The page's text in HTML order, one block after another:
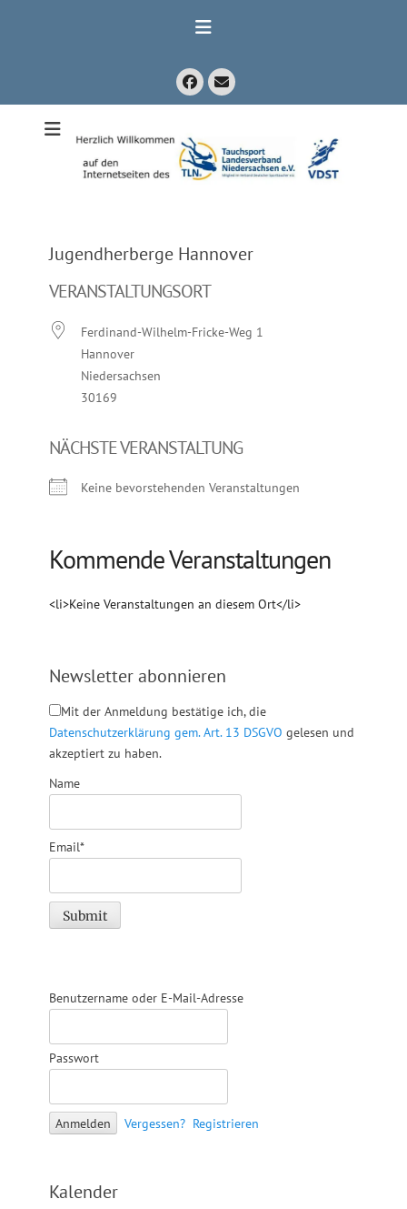
Facebook
E-
Mail
Tauchsport
Landesverband
Jugendherberge Hannover
VERANSTALTUNGSORT
Ferdinand-Wilhelm-Fricke-Weg 1
Hannover
Niedersachsen
30169
NÄCHSTE VERANSTALTUNG
Keine bevorstehenden Veranstaltungen
Kommende Veranstaltungen
<li>Keine Veranstaltungen an diesem Ort</li>
Newsletter abonnieren
Mit der Anmeldung bestätige ich, die
Datenschutzerklärung gem. Art. 13 DSGVO gelesen und
akzeptiert zu haben.
Name
Email*
Benutzername oder E-Mail-Adresse
Passwort
Vergessen? Registrieren
Kalender